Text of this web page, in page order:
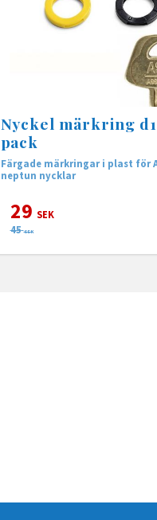
Nyckel märkring
pack
Färgade märkringar i plast för
neptun nycklar
29 SEK
45 SEK